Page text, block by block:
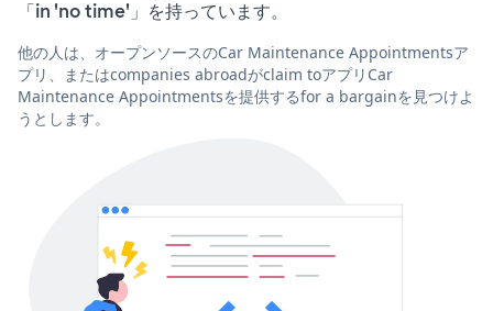
「in 'no time'」を持っています。
他の人は、オープンソースのCar Maintenance Appointmentsア
プリ、またはcompanies abroadがclaim toアプリCar
Maintenance Appointmentsを提供するfor a bargainを見つけよ
うとします。